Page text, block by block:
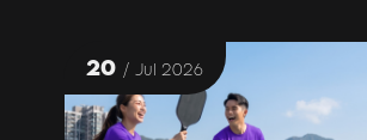
牽引繩及便攜尿墊，用 X Pay 享 3
期，仲有寵物裝備優惠碼，輕鬆做好
理！
20 / Jul 2026